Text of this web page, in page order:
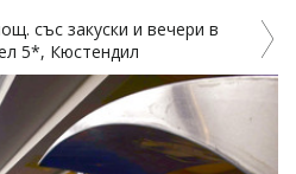
със закуски и вечери в
5*, Кюстендил